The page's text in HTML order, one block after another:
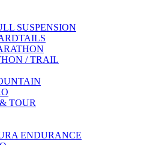
SUSPENSION
/ TRAIL
TOUR
ENDURANCE